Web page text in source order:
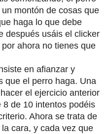
montón de cosas que
haga lo que debe
después usáis el clicker
ahora no tienes que
en afianzar y
que el perro haga. Una
el ejercicio anterior
de 10 intentos podéis
Ahora se trata de
cara, y cada vez que